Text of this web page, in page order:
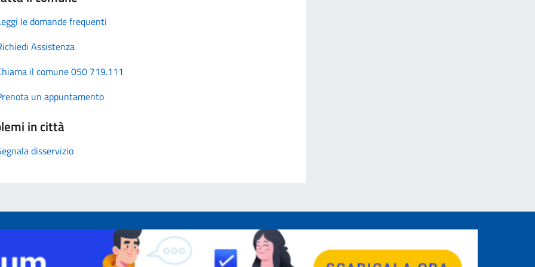
le domande frequenti
Assistenza
il comune 050 719.111
un appuntamento
in città
disservizio